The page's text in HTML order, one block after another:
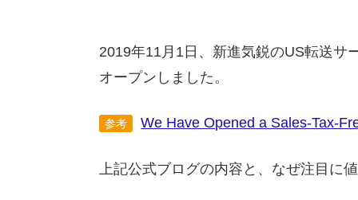
2019年11月1日、新進気鋭のUS転送サ
オープンしました。
参考 We Have Opened a Sales-Tax-
上記公式ブログの内容と、なぜ注目に